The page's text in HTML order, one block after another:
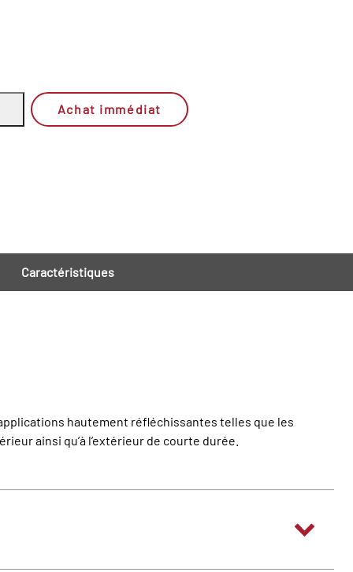
Achat immédiat
Caractéristiques
hautement réfléchissantes telles que les
ainsi qu’à l’extérieur de courte durée.